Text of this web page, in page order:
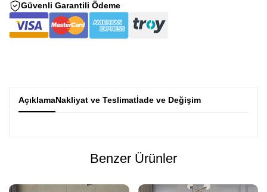
Güvenli Garantili Ödeme
AçıklamaNakliyat ve Teslimatİade ve Değişim
Benzer Ürünler